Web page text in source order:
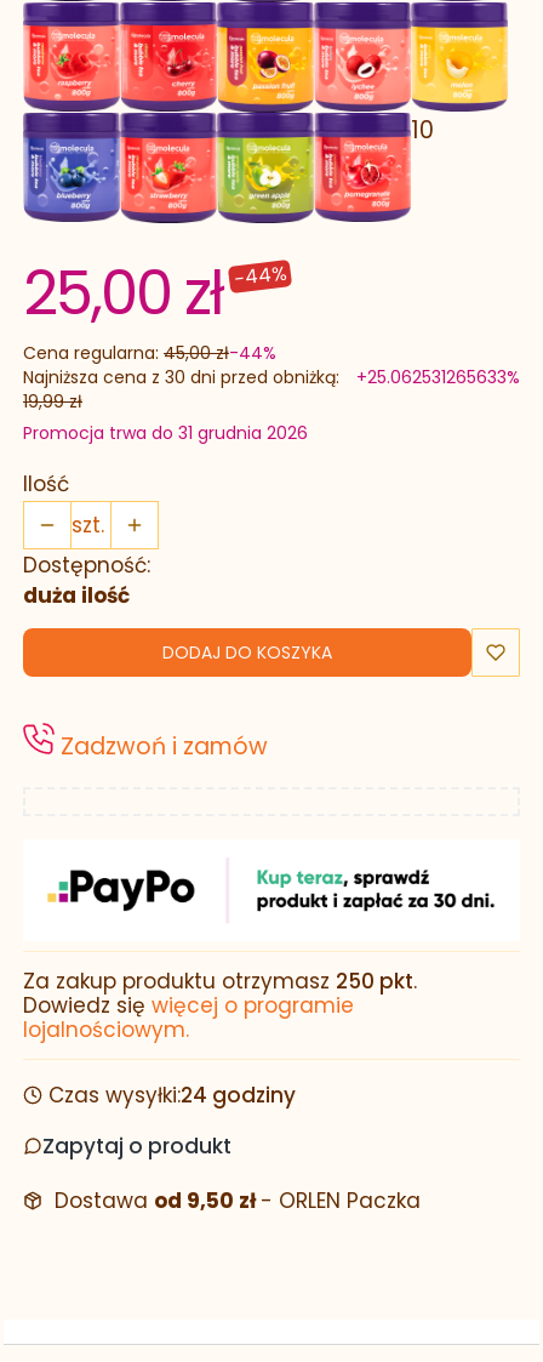
10
25,00 zł -44%
Cena regularna: 45,00 zł-44%
Najniższa cena z 30 dni przed obniżką:
19,99 zł
+25.062531265633%
Promocja trwa do 31 grudnia 2026
Ilość
szt.
Dostępność:
duża ilość
DODAJ DO KOSZYKA
Zadzwoń i zamów
Za zakup produktu otrzymasz 250 pkt.
Dowiedz się więcej o programie
lojalnościowym.
Czas wysyłki:24 godziny
Zapytaj o produkt
Dostawa od 9,50 zł- ORLEN Paczka